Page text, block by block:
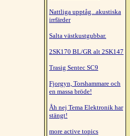
Nattliga upptåg...akustiska
irrfärder
Salta västkustgubbar.
2SK170 BL/GR alt 2SK147
Trasig Sentec SC9
Fjorgyn, Torshammare och
en massa bröde!
Åh nej Tema Elektronik har
stängt!
more active topics